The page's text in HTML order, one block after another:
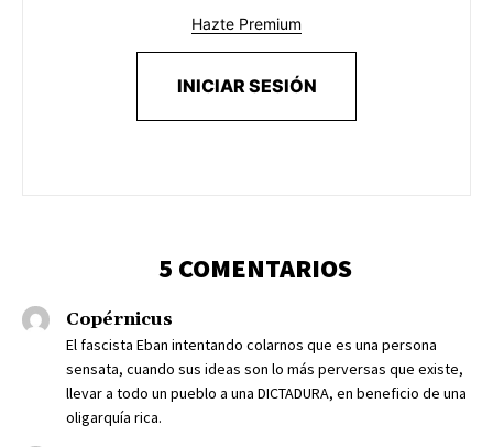
Hazte Premium
INICIAR SESIÓN
5 COMENTARIOS
Copérnicus
El fascista Eban intentando colarnos que es una persona
sensata, cuando sus ideas son lo más perversas que existe,
llevar a todo un pueblo a una DICTADURA, en beneficio de una
oligarquía rica.